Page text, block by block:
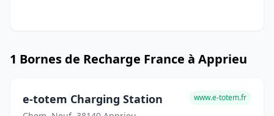
1 Bornes de Recharge France à Apprieu
e-totem Charging Station www.e-totem.fr